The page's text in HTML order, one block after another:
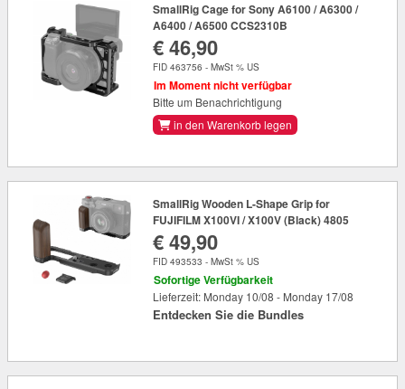
SmallRig Cage for Sony A6100 / A6300 /
A6400 / A6500 CCS2310B
€ 46,90
FID 463756 - MwSt % US
Im Moment nicht verfügbar
Bitte um Benachrichtigung
in den Warenkorb legen
SmallRig Wooden L-Shape Grip for
FUJIFILM X100VI / X100V (Black) 4805
€ 49,90
FID 493533 - MwSt % US
Sofortige Verfügbarkeit
Lieferzeit: Monday 10/08 - Monday 17/08
Entdecken Sie die Bundles